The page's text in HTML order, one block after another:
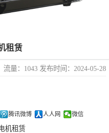
租赁
流量：1043 发布时间：2024-05-28
腾讯微博 人人网 微信
机租赁